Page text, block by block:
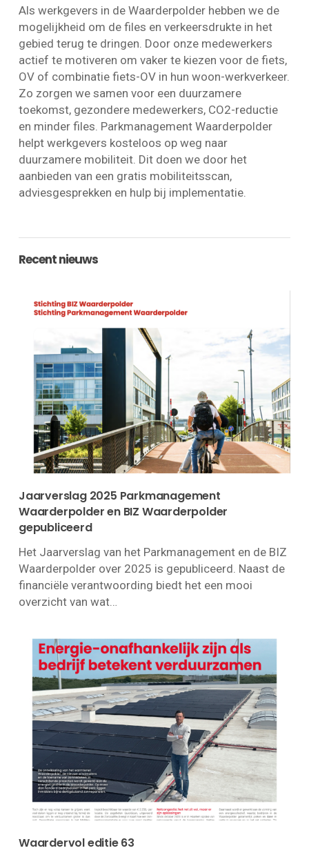
Als werkgevers in de Waarderpolder hebben we de
mogelijkheid om de files en verkeersdrukte in het
gebied terug te dringen. Door onze medewerkers
actief te motiveren om vaker te kiezen voor de fiets,
OV of combinatie fiets-OV in hun woon-werkverkeer.
Zo zorgen we samen voor een duurzamere
toekomst, gezondere medewerkers, CO2-reductie
en minder files. Parkmanagement Waarderpolder
helpt werkgevers kosteloos op weg naar
duurzamere mobiliteit. Dit doen we door het
aanbieden van een gratis mobiliteitsscan,
adviesgesprekken en hulp bij implementatie.
Recent nieuws
Jaarverslag 2025 Parkmanagement
Waarderpolder en BIZ Waarderpolder
gepubliceerd
Het Jaarverslag van het Parkmanagement en de BIZ
Waarderpolder over 2025 is gepubliceerd. Naast de
financiële verantwoording biedt het een mooi
overzicht van wat…
Waardervol editie 63